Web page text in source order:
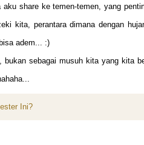
aku share ke temen-temen, yang
kita, perantara dimanadengan
adem... :)
bukan sebagai musuh kita yang kita
a...
Ini?